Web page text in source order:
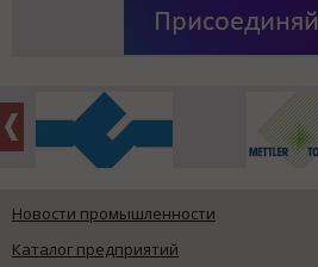
Новости промышленности
Каталог предприятий